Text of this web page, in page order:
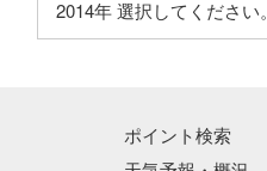
2014年選択してください。
ポイント検索